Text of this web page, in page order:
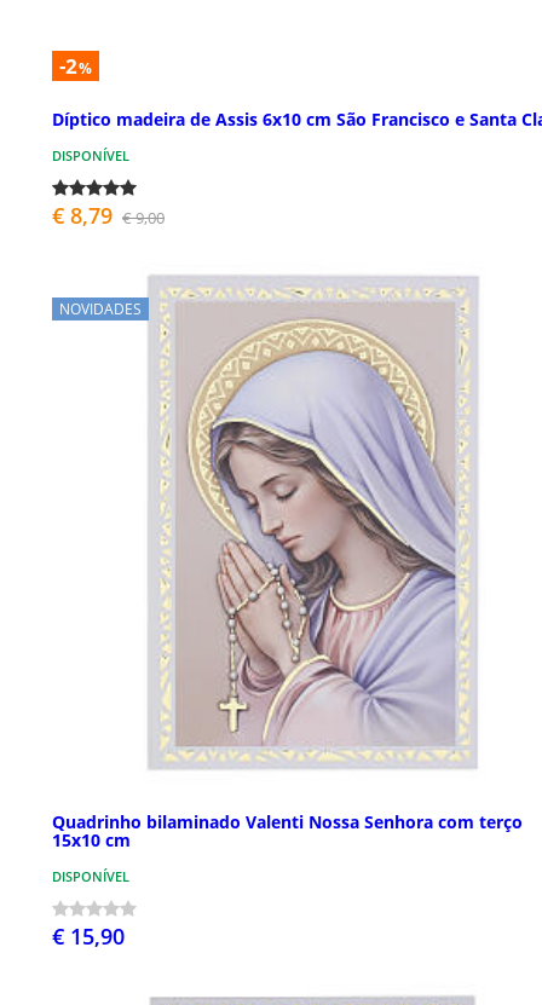
-2%
Díptico madeira de Assis 6x10 cm São Francisco e Santa
DISPONÍVEL
€ 8,79 € 9,00
NOVIDADES
Quadrinho bilaminado Valenti Nossa Senhora com terço
15x10 cm
DISPONÍVEL
€ 15,90